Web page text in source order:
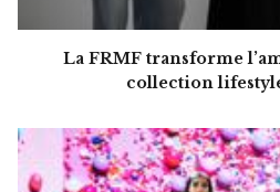
La FRMF transforme
collection